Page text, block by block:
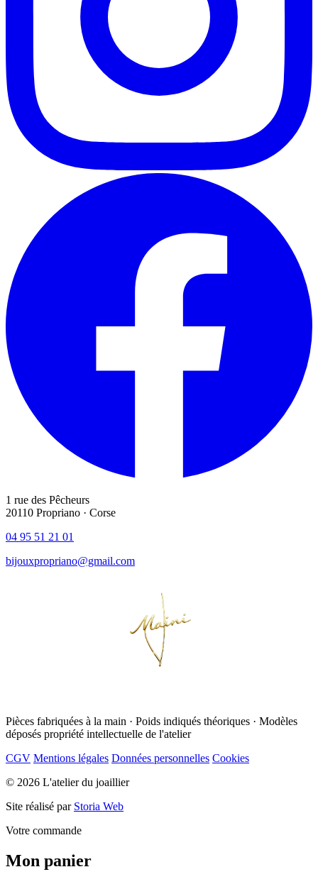
1 rue des Pêcheurs
20110 Propriano · Corse
04 95 51 21 01
bijouxpropriano@gmail.com
Pièces fabriquées à la main · Poids indiqués théoriques · Modèles
déposés propriété intellectuelle de l'atelier
CGV Mentions légales Données personnelles Cookies
© 2026 L'atelier du joaillier
Site réalisé par Storia Web
Votre commande
Mon panier